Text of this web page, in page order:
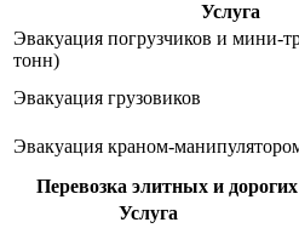
Услуга
Эвакуация погрузчиков и мини-
тонн)
Эвакуация грузовиков
Эвакуация краном-
Перевозка элитных и
Услуга